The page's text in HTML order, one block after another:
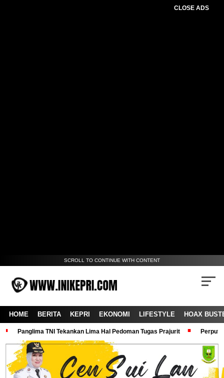
CLOSE ADS
SCROLL TO CONTINUE WITH CONTENT
HOME BERITA KEPRI EKONOMI LIFESTYLE HOAX
Panglima TNI Tekankan Lima Hal Pedoman Tugas Prajurit